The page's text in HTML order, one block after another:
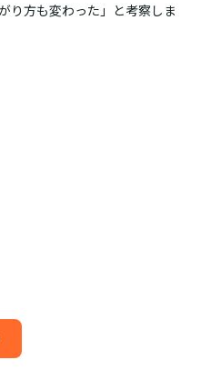
り方も変わった」と考察しま